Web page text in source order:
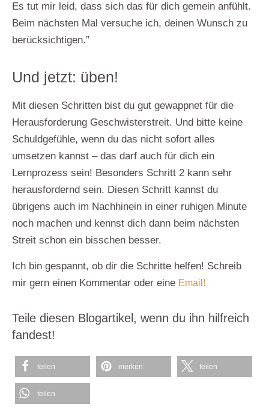
Es tut mir leid, dass sich das für dich gemein anfühlt.
Beim nächsten Mal versuche ich, deinen Wunsch zu
berücksichtigen.”
Und jetzt: üben!
Mit diesen Schritten bist du gut gewappnet für die
Herausforderung Geschwisterstreit. Und bitte keine
Schuldgefühle, wenn du das nicht sofort alles
umsetzen kannst – das darf auch für dich ein
Lernprozess sein! Besonders Schritt 2 kann sehr
herausfordernd sein. Diesen Schritt kannst du
übrigens auch im Nachhinein in einer ruhigen Minute
noch machen und kennst dich dann beim nächsten
Streit schon ein bisschen besser.
Ich bin gespannt, ob dir die Schritte helfen! Schreib
mir gern einen Kommentar oder eine Email!
Teile diesen Blogartikel, wenn du ihn hilfreich
fandest!
teilen merken teilen
teilen